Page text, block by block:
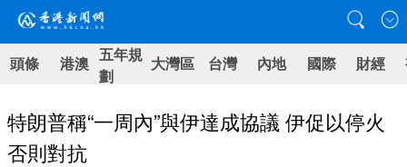
頭條 港澳 五年規
劃
大灣區 台灣 內地 國際 財經
特朗普稱“一周內”與伊達成協議 伊促以停火
否則對抗